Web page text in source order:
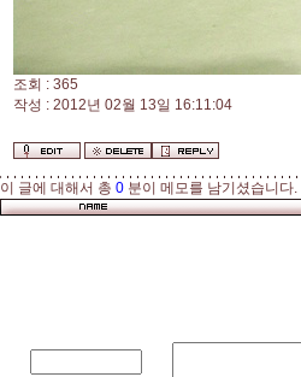
조회 : 365
작성 : 2012년 02월 13일 16:11:04
이 글에 대해서 총 0 분이 메모를 남기셨습니다.